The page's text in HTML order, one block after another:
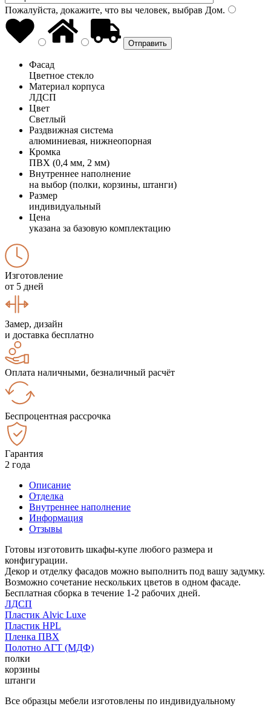
Пожалуйста, докажите, что вы человек, выбрав Дом.
Фасад
Цветное стекло
Материал корпуса
ЛДСП
Цвет
Светлый
Раздвижная система
алюминиевая, нижнеопорная
Кромка
ПВХ (0,4 мм, 2 мм)
Внутреннее наполнение
на выбор (полки, корзины, штанги)
Размер
индивидуальный
Цена
указана за базовую комплектацию
Изготовление
от 5 дней
Замер, дизайн
и доставка бесплатно
Оплата наличными, безналичный расчёт
Беспроцентная рассрочка
Гарантия
2 года
Описание
Отделка
Внутреннее наполнение
Информация
Отзывы
Готовы изготовить шкафы-купе любого размера и
конфигурации.
Декор и отделку фасадов можно выполнить под вашу задумку.
Возможно сочетание нескольких цветов в одном фасаде.
Бесплатная сборка в течение 1-2 рабочих дней.
ЛДСП
Пластик Alvic Luxe
Пластик HPL
Пленка ПВХ
Полотно АГТ (МДФ)
полки
корзины
штанги
Все образцы мебели изготовлены по индивидуальному